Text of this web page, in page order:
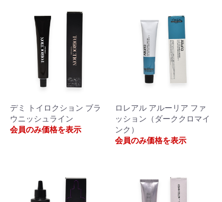
デミ トイロクション ブラ
ウニッシュライン
会員のみ価格を表示
ロレアル アルーリア ファ
ッション（ダーククロマイ
ンク）
会員のみ価格を表示